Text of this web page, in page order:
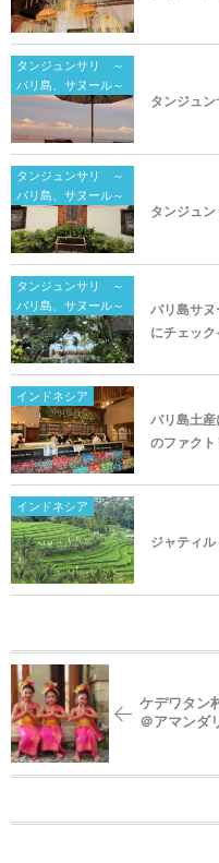
タンジュンサリ ～
バリ島、サヌール～
タンジュ
タンジュンサリ ～
バリ島、サヌール～
タンジュ
タンジュンサリ ～
バリ島、サヌール～
バリ島サヌ
にチェック
インドネシア
バリ島土
のファクト
インドネシア
ジャティル
ケデワタン
＠アマンダ